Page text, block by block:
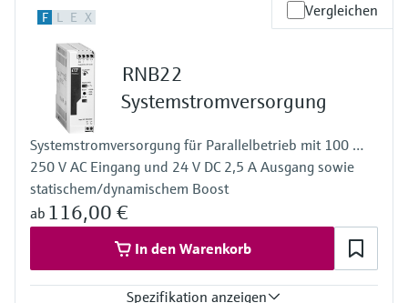
0/4…20 mA / HART
speisend/nicht speisend
Ausgang
0/4…20 mA / HART
Aktiv/Passiv
Spannungsversorgung
24...230 V AC/DC
F L E X Vergleichen
RNB22
Systemstromversorgung
Systemstromversorgung für Parallelbetrieb mit 100 …
250 V AC Eingang und 24 V DC 2,5 A Ausgang sowie
statischem/dynamischem Boost
ab 116,00 €
In den Warenkorb
Spezifikation anzeigen